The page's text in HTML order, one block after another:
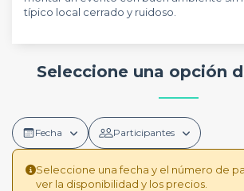
típico local cerrado y ruidoso.
Seleccione una opción
Fecha Participantes
Seleccione una fecha y el número de
ver la disponibilidad y los precios.